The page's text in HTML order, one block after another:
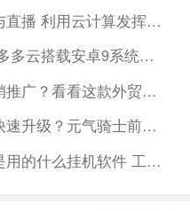
元宝分析
云手机轻松多开短视频与直播 利用云计算发挥全面营销优势
专属云手机更有性价比 多多云搭载安卓9系统安全隐私有保障
如何安装海外云手机营销推广？看看这款外贸推荐的跨境电商云手机
元气骑士前传小号怎么快速升级？元气骑士前传新手快速升满级攻略
工作室批量搬砖云挂机是用的什么挂机软件 工作室打金为什么效率这么高